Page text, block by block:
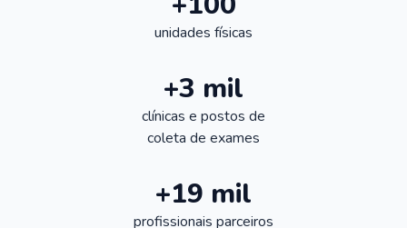
unidades físicas
+3 mil
clínicas e postos de
coleta de exames
+19 mil
profissionais parceiros